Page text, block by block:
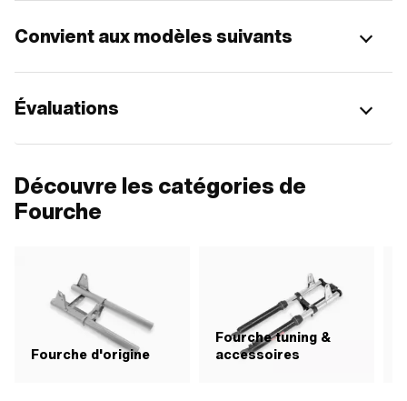
Convient aux modèles suivants
Évaluations
Découvre les catégories de
Fourche
Fourche d'origine
Fourche tuning &
accessoires